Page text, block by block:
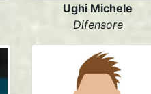
Ughi Michele
Difensore